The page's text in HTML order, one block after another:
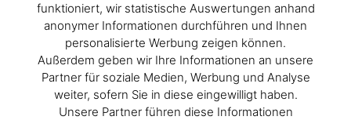
funktioniert, wir statistische Auswertungen anhand
anonymer Informationen durchführen und Ihnen
personalisierte Werbung zeigen können.
Außerdem geben wir Ihre Informationen an unsere
Partner für soziale Medien, Werbung und Analyse
weiter, sofern Sie in diese eingewilligt haben.
Unsere Partner führen diese Informationen